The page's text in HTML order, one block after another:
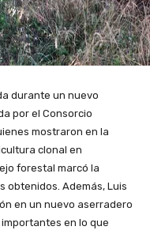
durante un nuevo
por el Consorcio
mostraron en la
clonal en
forestal marcó la
obtenidos. Además, Luis
en un nuevo aserradero
en lo que